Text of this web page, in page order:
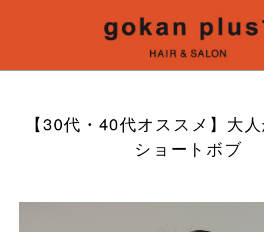
【30代・40代オススメ】大
ショートボブ